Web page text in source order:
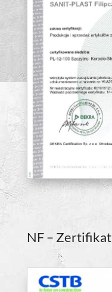
NF – Zertifikat